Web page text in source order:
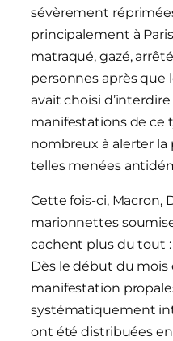
sévèrement
principalement à
matraqué, gazé,
personnes après que
avait choisi
manifestations de ce
nombreux à alerter la
telles menées
Cette fois-ci, Macron,
marionnettes
cachent plus du tout
Dès le début du mois
manifestation
systématiquement
ont été distribuées